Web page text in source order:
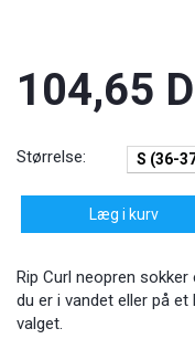
104,65
Størrelse: S (36-
Læg i kurv
Rip Curl neopren
du er i vandet eller på
valget.